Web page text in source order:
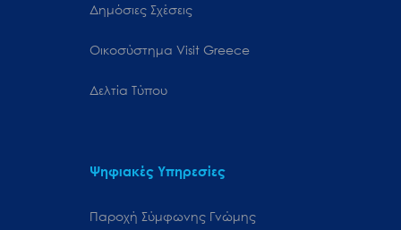
Δημόσιες Σχέσεις
Oικοσύστημα Visit Greece
Δελτία Τύπου
Ψηφιακές Υπηρεσίες
Παροχή Σύμφωνης Γνώμης